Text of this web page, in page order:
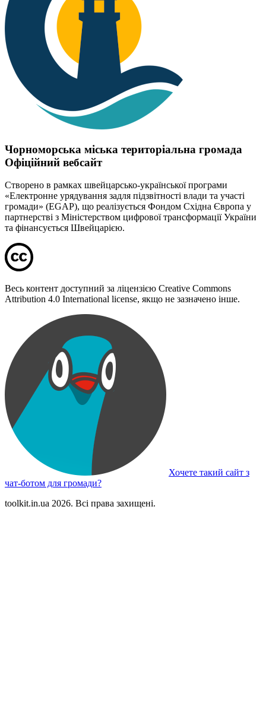
Чорноморська міська територіальна громада
Офіційний вебсайт
Створено в рамках швейцарсько-української програми
«Електронне урядування задля підзвітності влади та участі
громади» (EGAP), що реалізується Фондом Східна Європа у
партнерстві з Міністерством цифрової трансформації України
та фінансується Швейцарією.
Весь контент доступний за ліцензією Creative Commons
Attribution 4.0 International license, якщо не зазначено інше.
Хочете такий сайт з
чат-ботом для громади?
toolkit.in.ua 2026. Всі права захищені.